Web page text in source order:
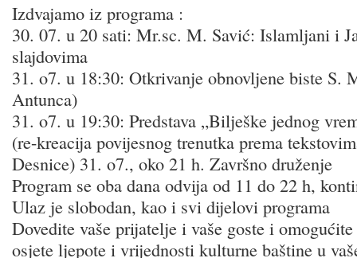
Izdvajamo iz programa :
30. 07. u 20 sati: Mr.sc. M. Savić: Islamljani i
slajdovima
31. o7. u 18:30: Otkrivanje obnovljene biste S.
Antunca)
31. o7. u 19:30: Predstava „Bilješke jednog
(re-kreacija povijesnog trenutka prema
Desnice) 31. o7., oko 21 h. Završno druženje
Program se oba dana odvija od 11 do 22 h,
Ulaz je slobodan, kao i svi dijelovi programa
Dovedite vaše prijatelje i vaše goste i
osjete ljepote i vrijednosti kulturne baštine u